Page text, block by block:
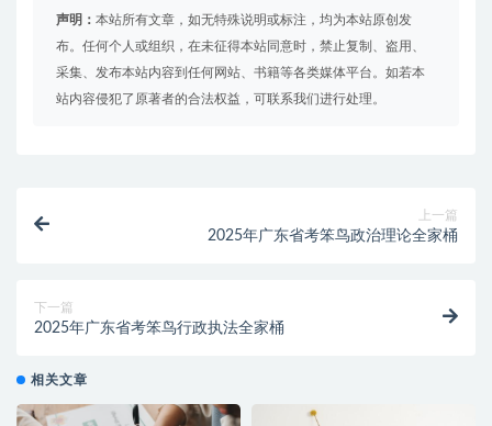
声明： 本站所有文章，如无特殊说明或标注，均为本站原创发
布。任何个人或组织，在未征得本站同意时，禁止复制、盗用、
采集、发布本站内容到任何网站、书籍等各类媒体平台。如若本
站内容侵犯了原著者的合法权益，可联系我们进行处理。
上一篇
2025年广东省考笨鸟政治理论全家桶
下一篇
2025年广东省考笨鸟行政执法全家桶
相关文章